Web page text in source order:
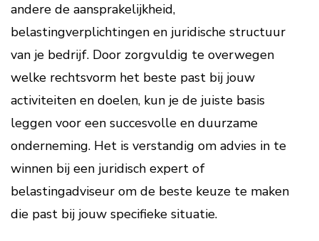
andere de aansprakelijkheid,
belastingverplichtingen en juridische structuur
van je bedrijf. Door zorgvuldig te overwegen
welke rechtsvorm het beste past bij jouw
activiteiten en doelen, kun je de juiste basis
leggen voor een succesvolle en duurzame
onderneming. Het is verstandig om advies in te
winnen bij een juridisch expert of
belastingadviseur om de beste keuze te maken
die past bij jouw specifieke situatie.